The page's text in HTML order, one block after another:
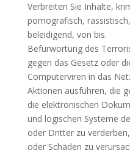
Verbreiten Sie Inhalte,
pornografisch,
beleidigend, von bis.
Befürwortung des
gegen das Gesetz oder
Computerviren in das
Aktionen ausführen, die
die elektronischen
und logischen Systeme
oder Dritter zu
oder Schäden zu